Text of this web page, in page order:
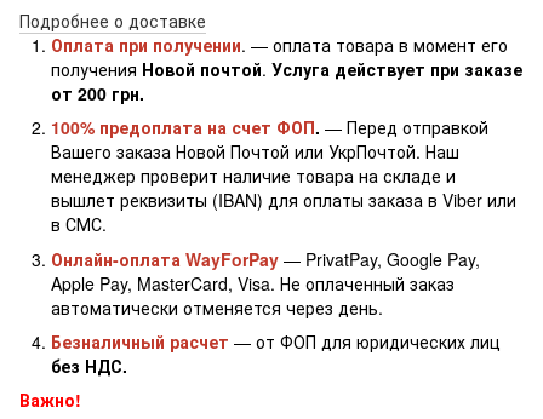
Подробнее о доставке
Оплата при получении. — оплата товара в момент его
получения Новой почтой. Услуга действует при заказе
от 200 грн.
100% предоплата на счет ФОП. — Перед отправкой
Вашего заказа Новой Почтой или УкрПочтой. Наш
менеджер проверит наличие товара на складе и
вышлет реквизиты (IBAN) для оплаты заказа в Viber или
в СМС.
Онлайн-оплата WayForPay — PrivatPay, Google Pay,
Apple Pay, MasterCard, Visa. Не оплаченный заказ
автоматически отменяется через день.
Безналичный расчет — от ФОП для юридических лиц
без НДС.
Важно!